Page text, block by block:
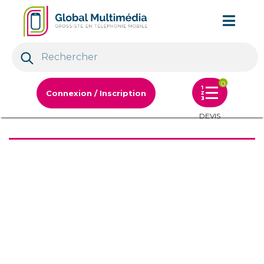
Connexion / Inscription
0
DEVIS